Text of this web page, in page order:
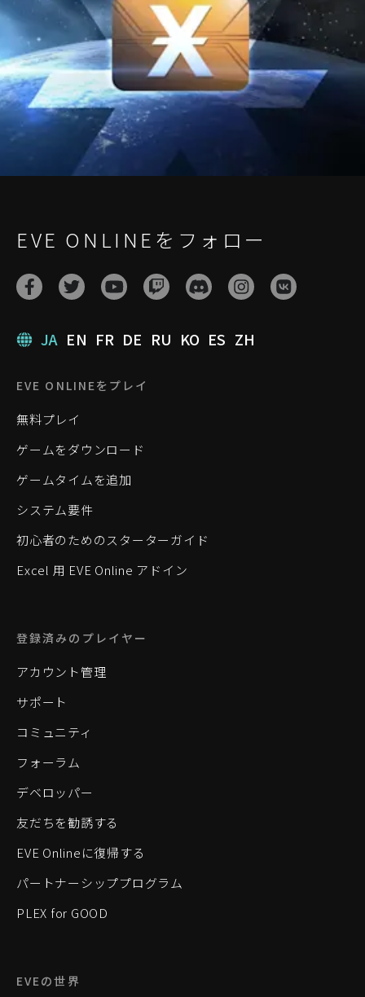
EVE ONLINEをフォロー
JA EN FR DE RU KO ES ZH
EVE ONLINEをプレイ
無料プレイ
ゲームをダウンロード
ゲームタイムを追加
システム要件
初心者のためのスターターガイド
Excel 用 EVE Online アドイン
登録済みのプレイヤー
アカウント管理
サポート
コミュニティ
フォーラム
デベロッパー
友だちを勧誘する
EVE Onlineに復帰する
パートナーシッププログラム
PLEX for GOOD
EVEの世界